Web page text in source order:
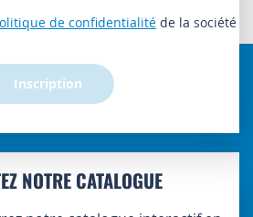
de confidentialité de la société
Inscription
NOTRE CATALOGUE